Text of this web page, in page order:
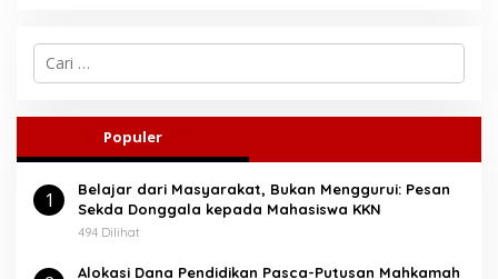
C
i
n
u
k
Populer
1
Belajar dari Masyarakat, Bukan Menggurui: Pesan
Sekda Donggala kepada Mahasiswa KKN
494 Dilihat
Alokasi Dana Pendidikan Pasca-Putusan Mahkamah